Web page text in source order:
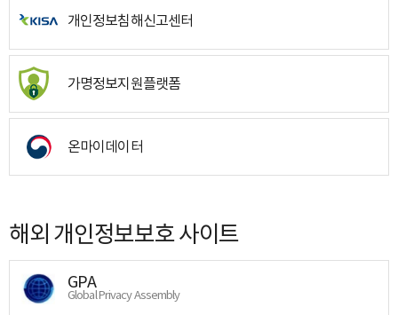
개인정보침해신고센터
가명정보지원플랫폼
온마이데이터
해외 개인정보보호 사이트
GPA
Global Privacy Assembly